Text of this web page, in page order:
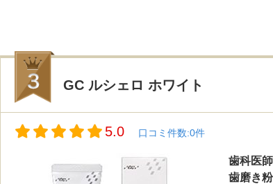
GC ルシェロ ホワイト
5.0 口コミ件数:0件
歯科医
歯磨き粉